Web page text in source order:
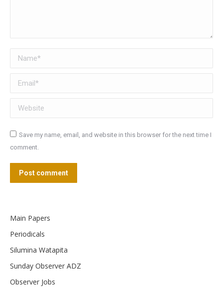
Name *
Email *
Website
Save my name, email, and website in this browser for the next time I
comment.
Post comment
Main Papers
Periodicals
Silumina Watapita
Sunday Observer ADZ
Observer Jobs